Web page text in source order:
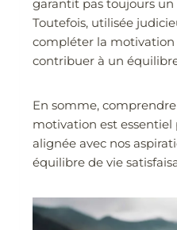
garantit pas toujours
Toutefois, utilisée
compléter la
contribuer à un
En somme,
motivation est
alignée avec nos
équilibre de vie